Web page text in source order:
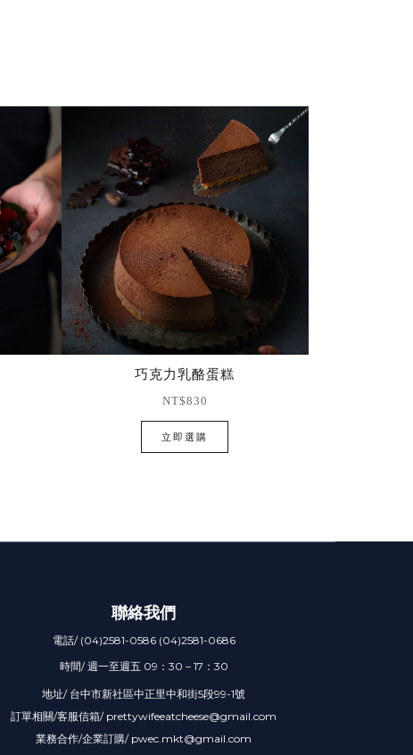
巧克力乳酪蛋糕
NT$830
立即選購
聯絡我們
電話/ (04)2581-0586 (04)2581-0686
時間/ 週一至週五 09：30－17：30
地址/ 台中市新社區中正里中和街5段99-1號
訂單相關/客服信箱/ prettywifeeatcheese@gmail.com
業務合作/企業訂購/ pwec.mkt@gmail.com